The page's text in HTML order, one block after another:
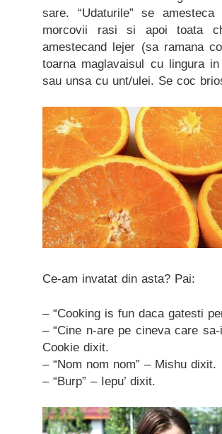
sare. “Udaturile” se
morcovii rasi si apoi toata
amestecand lejer (sa ramana
toarna maglavaisul cu lingura
sau unsa cu unt/ulei. Se coc
Ce-am invatat din asta? Pai:
– “Cooking is fun daca gatesti
– “Cine n-are pe cineva care
Cookie dixit.
– “Nom nom nom” – Mishu dixit.
– “Burp” – Iepu’ dixit.